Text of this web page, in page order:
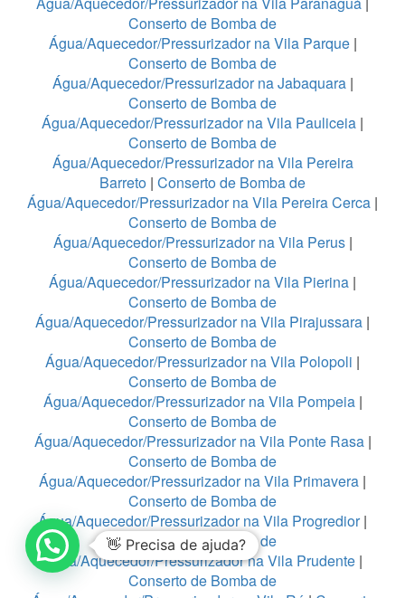
Conserto de Bomba de
Água/Aquecedor/Pressurizador na Vila Parque|
Conserto de Bomba de
Água/Aquecedor/Pressurizador na Jabaquara|
Conserto de Bomba de
Água/Aquecedor/Pressurizador na Vila Pauliceia |
Conserto de Bomba de
Água/Aquecedor/Pressurizador na Vila Pereira
Barreto | Conserto de Bomba de
Água/Aquecedor/Pressurizador na Vila Pereira Cerca |
Conserto de Bomba de
Água/Aquecedor/Pressurizador na Vila Perus|
Conserto de Bomba de
Água/Aquecedor/Pressurizador na Vila Pierina |
Conserto de Bomba de
Água/Aquecedor/Pressurizador na Vila Pirajussara |
Conserto de Bomba de
Água/Aquecedor/Pressurizador na Vila Polopoli |
Conserto de Bomba de
Água/Aquecedor/Pressurizador na Vila Pompeia|
Conserto de Bomba de
Água/Aquecedor/Pressurizador na Vila Ponte Rasa|
Conserto de Bomba de
Água/Aquecedor/Pressurizador na Vila Primavera |
Conserto de Bomba de
Água/Aquecedor/Pressurizador na Vila Progredior|
Conserto de Bomba de
Água/Aquecedor/Pressurizador na Vila Prudente |
Conserto de Bomba de
👋 Precisa de ajuda?